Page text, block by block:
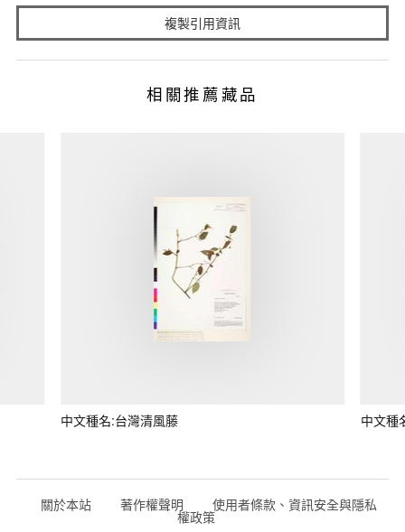
複製引用資訊
相關推薦藏品
中文種名:台灣清風藤 中文種
關於本站 著作權聲明 使用者條款、資訊安全與隱私
權政策